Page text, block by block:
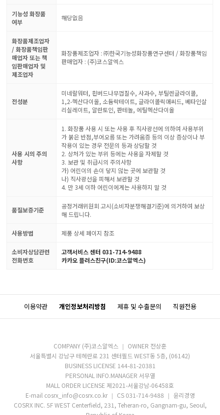
기능성 화장품
여부
해당없음
화장품제조업자
/ 화장품책임판
매업자 또는 책
임판매업자 및
제조업자
화장품제조업자 : ㈜한국기능성화장품연구센터 / 화장품책임
판매업자 : (주)코스알엑스
전성분
미네랄워터, 흰버드나무껍질수, 사과수, 부틸렌글라이콜,
1,2-헥산다이올, 소듐락테이트, 글라이콜릭애씨드, 베타인살
리실레이트, 알란토인, 판테놀, 에틸헥산다이올
사용 시의 주의
사항
1. 화장품 사용 시 또는 사용 후 직사광선에 의하여 사용부위
가 붉은 반점,부어오름 또는 가려움증 등의 이상 증상이나 부
작용이 있는 경우 전문의 등과 상담할 것
2. 상처가 있는 부위 등에는 사용을 자제할 것
3. 보관 및 취급시의 주의사항
가) 어린이의 손이 닿지 않는 곳에 보관할 것
나) 직사광선을 피해서 보관할 것
4. 만 3세 이하 어린이에게는 사용하지 말 것
품질보증기준
공정거래위원회 고시(소비자분쟁해결기준)에 의거하여 보상
해 드립니다.
사용방법 제품 상세 페이지 참조
소비자상담관련
전화번호
고객서비스 센터 031-714-9488
카카오 플러스친구(ID:코스알엑스)
이용약관 개인정보처리방침 제휴 및 수출문의 직원전용
COMPANY (주)코스알엑스
OWNER 전상훈
서울특별시 강남구 테헤란로 231 센터필드 WEST동 5층, (06142)
BUSINESS LICENSE 144-81-20381
PERSONAL INFO.MANAGER 서무열
MALL ORDER LICENSE 제2021-서울강남-06458호
E-mail cosrx_info@cosrx.co.kr
CS 031-714-9488
윤리경영
COSRX INC. 5F WEST Centerfield, 231, Teheran-ro, Gangnam-gu, Seoul,